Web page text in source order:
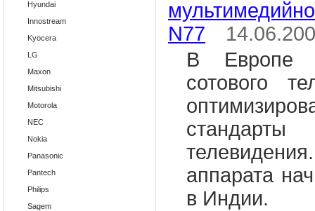
Hyundai
Innostream
Kyocera
LG
Maxon
Mitsubishi
Motorola
NEC
Nokia
Panasonic
Pantech
Philips
Sagem
N77
В Европе
сотового
аппарата
в Индии.